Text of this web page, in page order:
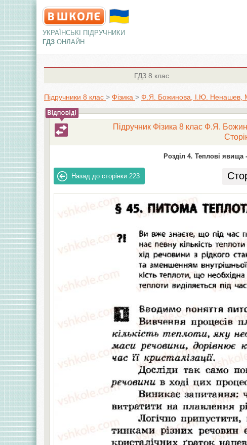
УКРАЇНСЬКІ ПІДРУЧНИКИ
ГДЗ ОНЛАЙН
ГДЗ 8 клас
Підручники 8 клас > Фізика > Ф.Я. Божинова, І.Ю. Ненашев,
Підручник Фізика 8 клас Ф.Я.
Розділ 4. Теплові явища -
Назад до сторінки 223